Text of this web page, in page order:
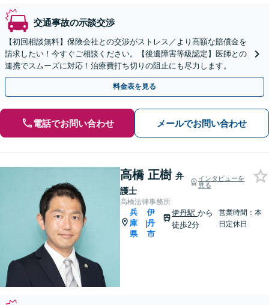
交通事故の示談交渉
【初回相談無料】保険会社との交渉がストレス／より高額な賠償金を
請求したい！今すぐご相談ください。【後遺障害等級認定】医師との
連携でスムーズに対応！治療費打ち切りの阻止にも尽力します。
料金表を見る
電話でお問い合わせ メールでお問い合わせ
高橋 正樹 弁
護士
インタビューを
見る
高橋法律事務所
兵
庫
県
|
伊
丹
市
伊丹駅から
徒歩2分
営業時間：本
日定休日